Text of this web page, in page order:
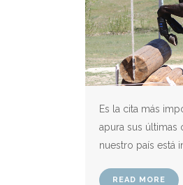
Es la cita más
apura sus
nuestro país está
READ MORE